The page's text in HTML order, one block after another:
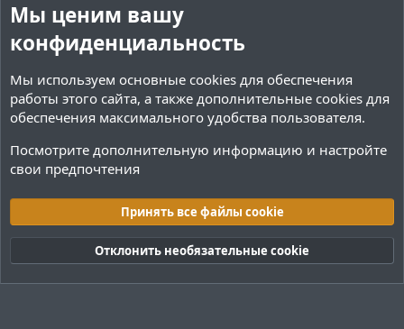
Cookies Тёмная (2020)
Русский (RU)
Обратная связь
Условия и правила
Политика конфиденциальности
Помощь
R
Мы ценим вашу
конфиденциальность
Мы используем основные cookies для обеспечения
работы этого сайта, а также дополнительные cookies для
обеспечения максимального удобства пользователя.
Посмотрите дополнительную информацию и настройте
свои предпочтения
Принять все файлы cookie
Отклонить необязательные cookie